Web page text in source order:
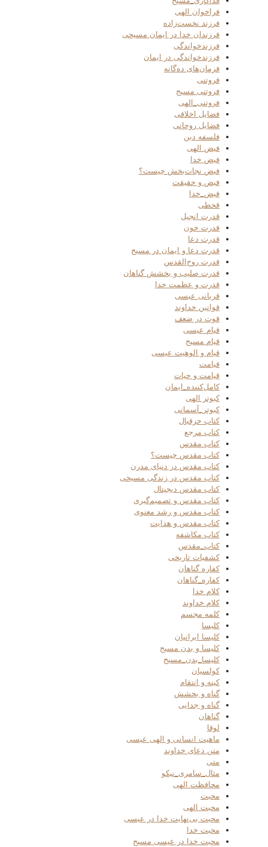
فراخوان الهی
فرزند نخست‌زاده
فرزندان خدا در ایمان مسیحی
فرزندخواندگی
فرزندخواندگی در ایمان
فرمان‌های ده‌گانه
فروتنی
فروتنی مسیح
فروتنی_الهی
فضایل اخلاقی
فضایل روحانی
فلسفه دین
فیض الهی
فیض خدا
فیض نجات‌بخش چیست؟
فیض و حقیقت
فیض_خدا
قحطی
قدرت انجیل
قدرت خون
قدرت دعا
قدرت دعا و ایمان در مسیح
قدرت روح‌القدس
قدرت صلیب و بخشش گناهان
قدرت و عظمت خدا
قربانی عیسی
قوانین خداوند
قوت در ضعف
قیام عیسی
قیام مسیح
قیام و الوهیت عیسی
قیامت
قیامت و حیات
کامل‌کننده_ایمان
کبوتر الهی
کبوتر_آسمانی
کتاب حزقیال
کتاب مرجع
کتاب مقدس
کتاب مقدس چیست؟
کتاب مقدس در دنیای مدرن
کتاب مقدس در زندگی مسیحی
کتاب مقدس دیجیتال
کتاب مقدس و تصمیم‌گیری
کتاب مقدس و رشد معنوی
کتاب مقدس و هدایت
کتاب مکاشفه
کتاب_مقدس
کشفیات تاریخی
کفاره گناهان
کفاره_گناهان
کلام خدا
کلام خداوند
کلمه مجسم
کلیسا
کلیسا ایرانیان
کلیسا و بدن مسیح
کلیسا_بدن_مسیح
کولسیان
کینه و انتقام
گناه و بخشش
گناه و جدایی
گناهان
لوقا
ماهیت انسانی و الهی عیسی
متن دعای خداوند
متی
مثال_سامری_نیکو
محافظت الهی
محبت
محبت الهی
محبت بی‌نهایت خدا در عیسی
محبت خدا
محبت خدا در عیسی مسیح